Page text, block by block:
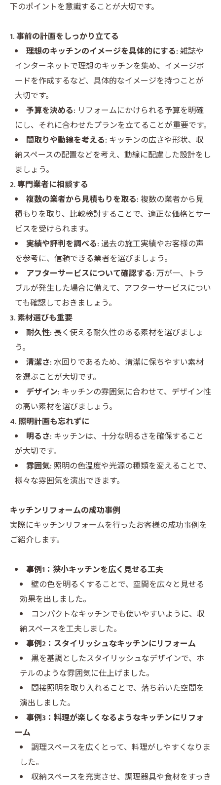
下のポイントを意識することが大切です。
1. 事前の計画をしっかり立てる
理想のキッチンのイメージを具体的にする:雑誌や
インターネットで理想のキッチンを集め、イメージボ
ードを作成するなど、具体的なイメージを持つことが
大切です。
予算を決める: リフォームにかけられる予算を明確
にし、それに合わせたプランを立てることが重要です。
間取りや動線を考える: キッチンの広さや形状、収
納スペースの配置などを考え、動線に配慮した設計をし
ましょう。
2. 専門業者に相談する
複数の業者から見積もりを取る:複数の業者から見
積もりを取り、比較検討することで、適正な価格とサー
ビスを受けられます。
実績や評判を調べる:過去の施工実績やお客様の声
を参考に、信頼できる業者を選びましょう。
アフターサービスについて確認する:万が一、トラ
ブルが発生した場合に備えて、アフターサービスについ
ても確認しておきましょう。
3. 素材選びも重要
耐久性: 長く使える耐久性のある素材を選びましょ
う。
清潔さ:水回りであるため、清潔に保ちやすい素材
を選ぶことが大切です。
デザイン: キッチンの雰囲気に合わせて、デザイン性
の高い素材を選びましょう。
4. 照明計画も忘れずに
明るさ: キッチンは、十分な明るさを確保すること
が大切です。
雰囲気:照明の色温度や光源の種類を変えることで、
様々な雰囲気を演出できます。
キッチンリフォームの成功事例
実際にキッチンリフォームを行ったお客様の成功事例を
ご紹介します。
事例1：狭小キッチンを広く見せる工夫
壁の色を明るくすることで、空間を広々と見せる
効果を出しました。
コンパクトなキッチンでも使いやすいように、収
納スペースを工夫しました。
事例2：スタイリッシュなキッチンにリフォーム
黒を基調としたスタイリッシュなデザインで、ホ
テルのような雰囲気に仕上げました。
間接照明を取り入れることで、落ち着いた空間を
演出しました。
事例3：料理が楽しくなるようなキッチンにリフォ
ーム
調理スペースを広くとって、料理がしやすくなりま
した。
収納スペースを充実させ、調理器具や食材をすっき